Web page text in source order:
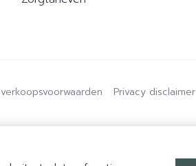
Privacy disclaimer